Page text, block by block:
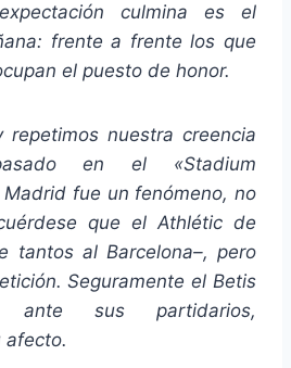
culmina es el
frente a frente los que
el puesto de honor.
repetimos nuestra creencia
en el «Stadium
fue un fenómeno, no
que el Athlétic de
tantos al Barcelona–, pero
Seguramente el Betis
ante sus partidarios,
afecto.